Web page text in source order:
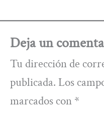
Deja un
Tu dirección de
publicada. Los
marcados con *